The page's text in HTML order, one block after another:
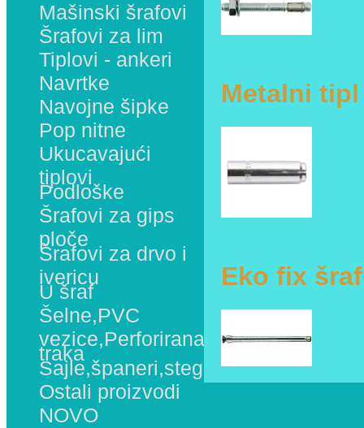
Mašinski šrafovi
Šrafovi za lim
Tiplovi - ankeri
Navrtke
Navojne šipke
Pop nitne
Ukucavajući
tiplovi
Podloške
Šrafovi za gips
ploče
Šrafovi za drvo i
ivericu
U šraf
Šelne,PVC
vezice,Perforirana
traka
Sajle,španeri,stege
Ostali proizvodi
NOVO
Metalni
Eko fix